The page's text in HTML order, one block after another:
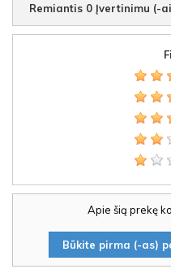
Remiantis 0 Įvertinimu (-
Apie šią prekę
Būkite pirma (-as)